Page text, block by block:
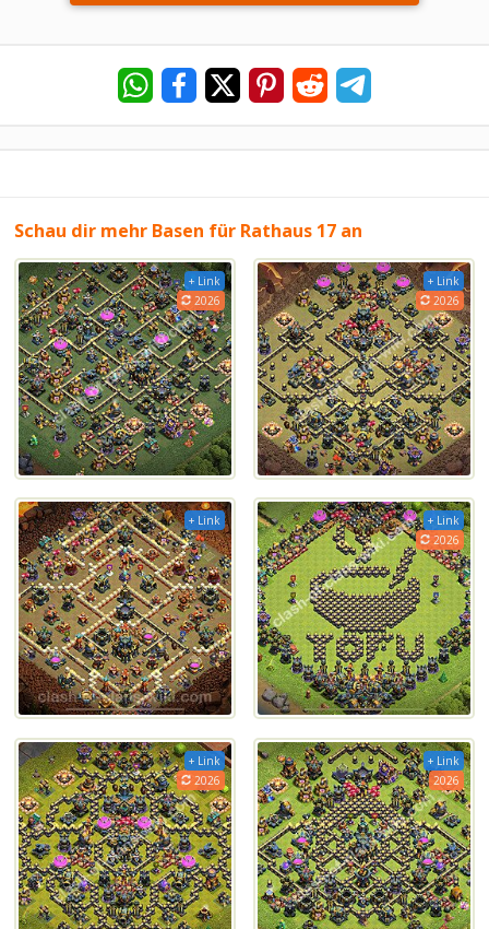
Schau dir mehr Basen für Rathaus 17 an
+ Link
2026
+ Link
2026
+ Link
+ Link
2026
+ Link
2026
+ Link
2026